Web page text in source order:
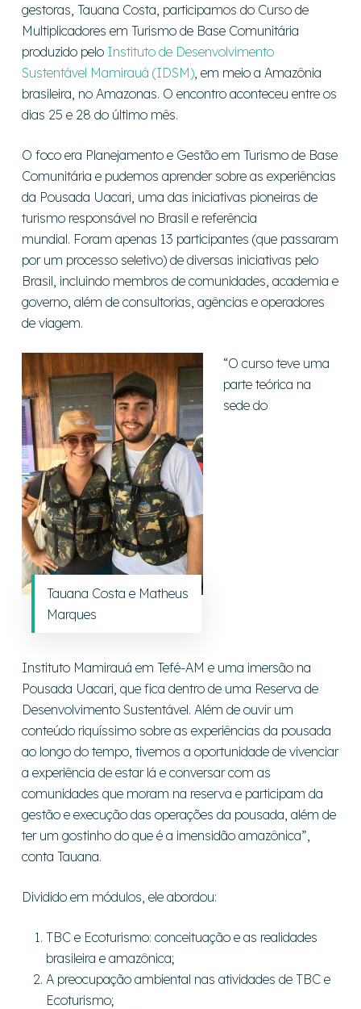
gestoras, Tauana Costa, participamos do Curso de
Multiplicadores em Turismo de Base Comunitária
produzido pelo Instituto de Desenvolvimento
Sustentável Mamirauá (IDSM), em meio a Amazônia
brasileira, no Amazonas. O encontro aconteceu entre os
dias 25 e 28 do último mês.
O foco era Planejamento e Gestão em Turismo de Base
Comunitária e pudemos aprender sobre as experiências
da Pousada Uacari, uma das iniciativas pioneiras de
turismo responsável no Brasil e referência
mundial. Foram apenas 13 participantes (que passaram
por um processo seletivo) de diversas iniciativas pelo
Brasil, incluindo membros de comunidades, academia e
governo, além de consultorias, agências e operadores
de viagem.
Tauana Costa e Matheus
Marques
“O curso teve uma
parte teórica na
sede do
Instituto Mamirauá em Tefé-AM e uma imersão na
Pousada Uacari, que fica dentro de uma Reserva de
Desenvolvimento Sustentável. Além de ouvir um
conteúdo riquíssimo sobre as experiências da pousada
ao longo do tempo, tivemos a oportunidade de vivenciar
a experiência de estar lá e conversar com as
comunidades que moram na reserva e participam da
gestão e execução das operações da pousada, além de
ter um gostinho do que é a imensidão amazônica”
conta Tauana.
Dividido em módulos, ele abordou:
TBC e Ecoturismo: conceituação e as realidades
brasileira e amazônica;
A preocupação ambiental nas atividades de TBC e
Ecoturismo;